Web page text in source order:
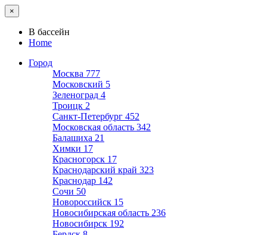
×
В бассейн
Home
Город
Москва 777
Московский 5
Зеленоград 4
Троицк 2
Санкт-Петербург 452
Московская область 342
Балашиха 21
Химки 17
Красногорск 17
Краснодарский край 323
Краснодар 142
Сочи 50
Новороссийск 15
Новосибирская область 236
Новосибирск 192